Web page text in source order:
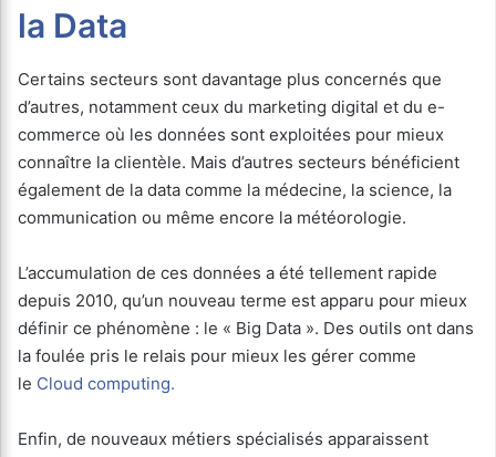
la Data
Certains secteurs sont davantage plus concernés que
d’autres, notamment ceux du marketing digital et du e-
commerce où les données sont exploitées pour mieux
connaître la clientèle. Mais d’autres secteurs bénéficient
également de la data comme la médecine, la science, la
communication ou même encore la météorologie.
L’accumulation de ces données a été tellement rapide
depuis 2010, qu’un nouveau terme est apparu pour mieux
définir ce phénomène : le « Big Data ». Des outils ont dans
la foulée pris le relais pour mieux les gérer comme
le Cloud computing.
Enfin, de nouveaux métiers spécialisés apparaissent